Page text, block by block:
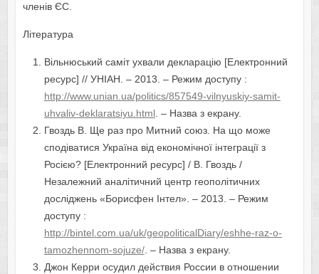
членів ЄС.
Література
Вільнюський саміт ухвали декларацію [Електронний
ресурс] // УНІАН. – 2013. – Режим доступу :
http://www.unian.ua/politics/857549-vilnyuskiy-samit-
uhvaliv-deklaratsiyu.html. – Назва з екрану.
Гвоздь В. Ще раз про Митний союз. На що може
сподіватися Україна від економічної інтеграції з
Росією? [Електронний ресурс] / В. Гвоздь /
Незалежний аналітичний центр геополітичних
досліджень «Борисфен Інтел». – 2013. – Режим
доступу :
http://bintel.com.ua/uk/geopoliticalDiary/eshhe-raz-o-
tamozhennom-sojuze/. – Назва з екрану.
Джон Керри осудил действия России в отношении